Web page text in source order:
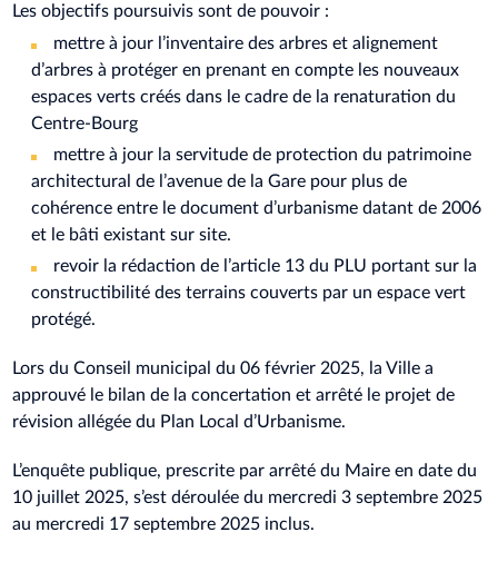
Les objectifs poursuivis sont de pouvoir :
mettre à jour l’inventaire des arbres et alignement
d’arbres à protéger en prenant en compte les nouveaux
espaces verts créés dans le cadre de la renaturation du
Centre-Bourg
mettre à jour la servitude de protection du patrimoine
architectural de l’avenue de la Gare pour plus de
cohérence entre le document d’urbanisme datant de 2006
et le bâti existant sur site.
revoir la rédaction de l’article 13 du PLU portant sur la
constructibilité des terrains couverts par un espace vert
protégé.
Lors du Conseil municipal du 06 février 2025, la Ville a
approuvé le bilan de la concertation et arrêté le projet de
révision allégée du Plan Local d’Urbanisme.
L’enquête publique, prescrite par arrêté du Maire en date du
10 juillet 2025, s’est déroulée du mercredi 3 septembre 2025
au mercredi 17 septembre 2025 inclus.